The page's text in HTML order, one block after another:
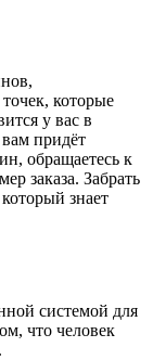
которые
у вас в
придёт
обращаетесь к
заказа. Забрать
знает
системой для
что человек